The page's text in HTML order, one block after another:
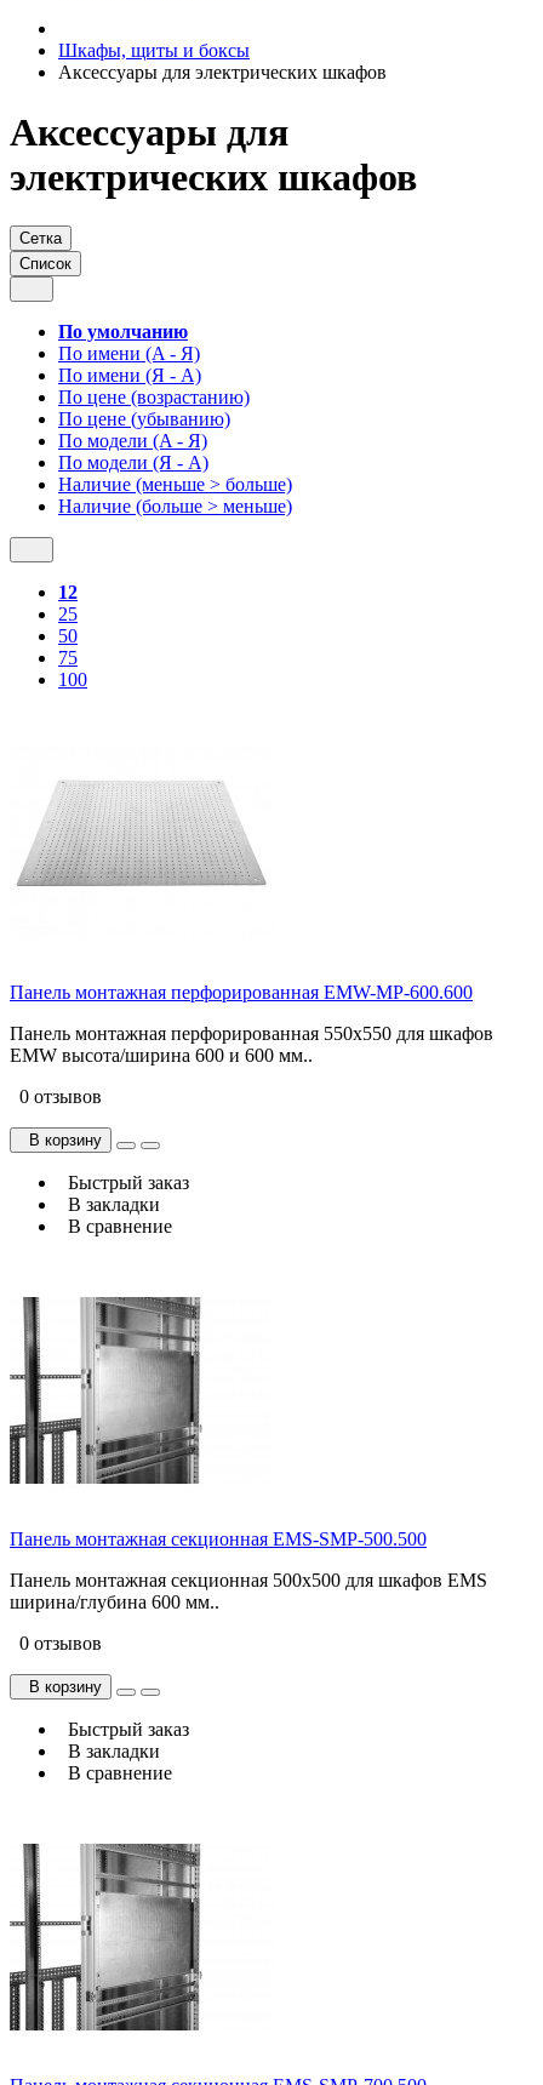
Шкафы, щиты и боксы
Аксессуары для электрических шкафов
Аксессуары для
электрических шкафов
Сетка
Список
По умолчанию
По имени (A - Я)
По имени (Я - A)
По цене (возрастанию)
По цене (убыванию)
По модели (A - Я)
По модели (Я - A)
Наличие (меньше > больше)
Наличие (больше > меньше)
12
25
50
75
100
Панель монтажная перфорированная EMW-MP-600.600
Панель монтажная перфорированная 550х550 для шкафов
EMW высота/ширина 600 и 600 мм..
0 отзывов
В корзину
Быстрый заказ
В закладки
В сравнение
Панель монтажная секционная EMS-SMP-500.500
Панель монтажная секционная 500х500 для шкафов EMS
ширина/глубина 600 мм..
0 отзывов
В корзину
Быстрый заказ
В закладки
В сравнение